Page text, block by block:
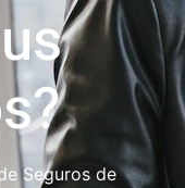
Seguros de